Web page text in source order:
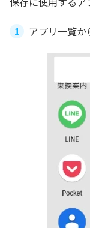
アプリ一覧